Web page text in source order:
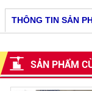
THÔNG TIN SẢN
SẢN PHẨM